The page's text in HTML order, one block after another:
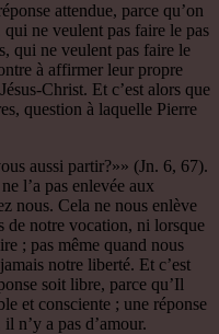
attendue, parce qu’on
ne veulent pas faire le pas
qui ne veulent pas faire le
à affirmer leur propre
Christ. Et c’est alors que
question à laquelle Pierre
aussi partir?»» (Jn. 6, 67).
l’a pas enlevée aux
nous. Cela ne nous enlève
de notre vocation, ni lorsque
; pas même quand nous
notre liberté. Et c’est
soit libre, parce qu’Il
et consciente ; une réponse
n’y a pas d’amour.